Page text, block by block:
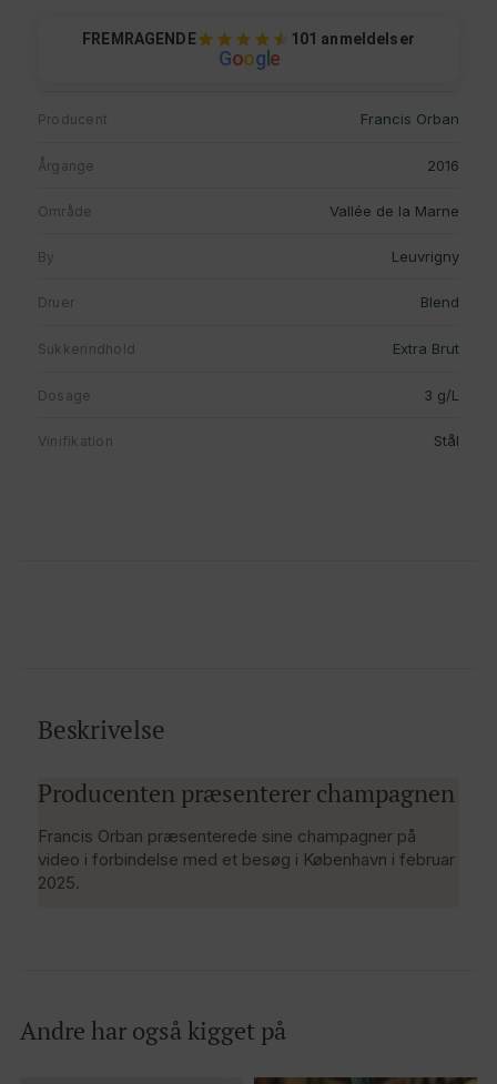
FREMRAGENDE 101 anmeldelser
Google
Producent Francis Orban
Årgange 2016
Område Vallée de la Marne
By Leuvrigny
Druer Blend
Sukkerindhold Extra Brut
Dosage 3 g/L
Vinifikation Stål
Beskrivelse
Producenten præsenterer champagnen
Francis Orban præsenterede sine champagner på
video i forbindelse med et besøg i København i februar
2025.
Andre har også kigget på